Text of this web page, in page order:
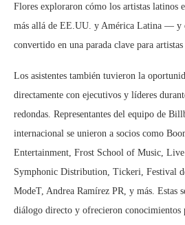
Flores exploraron cómo los artistas latinos
más allá de EE.UU. y América Latina — y
convertido en una parada clave para artistas
Los asistentes también tuvieron la
directamente con ejecutivos y líderes
redondas. Representantes del equipo de
internacional se unieron a socios como
Entertainment, Frost School of Music, Live
Symphonic Distribution, Tickeri, Festival
ModeT, Andrea Ramírez PR, y más. Estas
diálogo directo y ofrecieron conocimientos